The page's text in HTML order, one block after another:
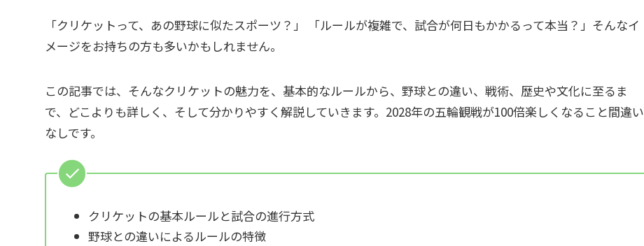
「クリケットって、あの野球に似たスポーツ？」 「ルールが複雑で、試合が何日もかかるって本当？」そんなイ
メージをお持ちの方も多いかもしれません。
この記事では、そんなクリケットの魅力を、基本的なルールから、野球との違い、戦術、歴史や文化に至るま
で、どこよりも詳しく、そして分かりやすく解説していきます。2028年の五輪観戦が100倍楽しくなること間違い
なしです。
クリケットの基本ルールと試合の進行方式
野球との違いによるルールの特徴